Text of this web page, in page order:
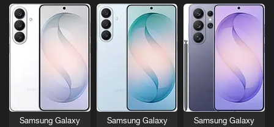
Samsung Galaxy
Samsung Galaxy
Samsung Galaxy